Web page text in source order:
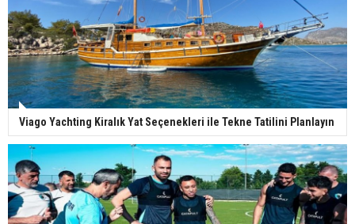
Viago Yachting Kiralık Yat Seçenekleri ile Tekne Tatilini Planlayın